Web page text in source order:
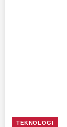
TEKNOLOGI